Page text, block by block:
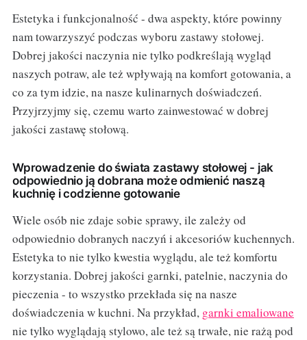
Estetyka i funkcjonalność - dwa aspekty, które powinny
nam towarzyszyć podczas wyboru zastawy stołowej.
Dobrej jakości naczynia nie tylko podkreślają wygląd
naszych potraw, ale też wpływają na komfort gotowania, a
co za tym idzie, na nasze kulinarnych doświadczeń.
Przyjrzyjmy się, czemu warto zainwestować w dobrej
jakości zastawę stołową.
Wprowadzenie do świata zastawy stołowej - jak
odpowiednio ją dobrana może odmienić naszą
kuchnię i codzienne gotowanie
Wiele osób nie zdaje sobie sprawy, ile zależy od
odpowiednio dobranych naczyń i akcesoriów kuchennych.
Estetyka to nie tylko kwestia wyglądu, ale też komfortu
korzystania. Dobrej jakości garnki, patelnie, naczynia do
pieczenia - to wszystko przekłada się na nasze
doświadczenia w kuchni. Na przykład, garnki emaliowane
nie tylko wyglądają stylowo, ale też są trwałe, nie rażą pod